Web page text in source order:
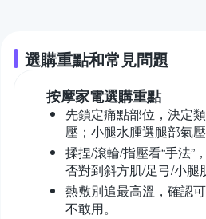
選購重點和常見問題
按摩家電選購重點
先鎖定痛點部位，決定類
壓；小腿水腫選腿部氣壓
揉捏/滾輪/指壓看“手法”
否對到斜方肌/足弓/小腿
熱敷別追最高溫，確認
不敢用。